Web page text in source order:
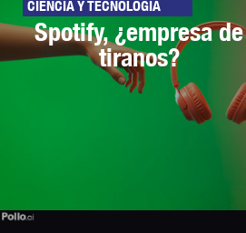
CIENCIA Y TECNOLOGÍA
Spotify, ¿empresa de
tiranos?